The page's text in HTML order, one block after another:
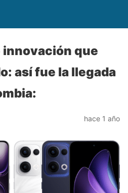
innovación que
así fue la llegada
hace 1 año